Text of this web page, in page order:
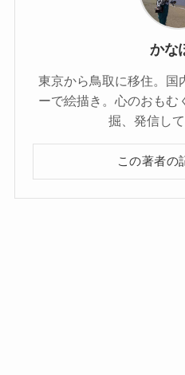
かな
東京から鳥取に移住。国
ーで絵描き。心のおもむ
掘、発信し
この著者の